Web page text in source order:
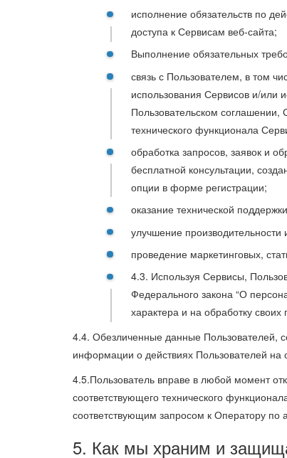
исполнение обязательств по
доступа к Сервисам веб-сайта;
Выполнение обязательных
связь с Пользователем, в том
использования Сервисов и/или
Пользовательском
технического функционала
обработка запросов, заявок и
бесплатной консультации,
опции в форме регистрации;
оказание технической
улучшение
проведение маркетинговых,
4.3. Используя Сервисы,
Федерального закона “О
характера и на обработку
4.4. Обезличенные данные Пользователей,
информации о действиях Пользователей на
4.5.Пользователь вправе в любой момент
соответствующего технического
соответствующим запросом к Оператору по
5. Как мы храним и